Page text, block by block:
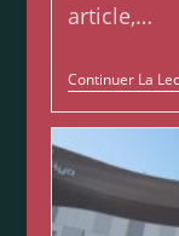
article,…
Continuer La